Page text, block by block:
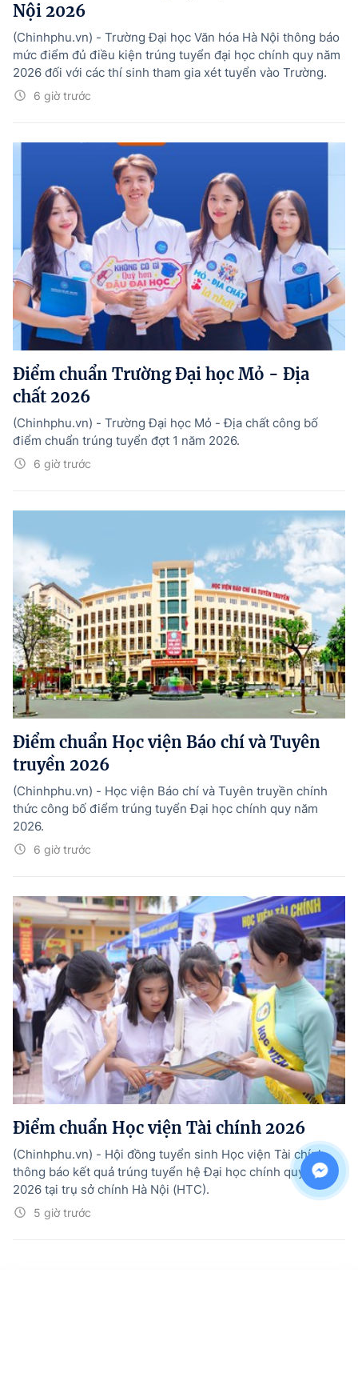
Nội 2026
6 giờ trước
(Chinhphu.vn) - Trường Đại học Văn hóa Hà Nội thông báo
mức điểm đủ điều kiện trúng tuyển đại học chính quy năm
2026 đối với các thí sinh tham gia xét tuyển vào Trường.
Điểm chuẩn Trường Đại học Mỏ - Địa
chất 2026
6 giờ trước
(Chinhphu.vn) - Trường Đại học Mỏ - Địa chất công bố
điểm chuẩn trúng tuyển đợt 1 năm 2026.
Điểm chuẩn Học viện Báo chí và Tuyên
truyền 2026
6 giờ trước
(Chinhphu.vn) - Học viện Báo chí và Tuyên truyền chính
thức công bố điểm trúng tuyển Đại học chính quy năm
2026.
Điểm chuẩn Học viện Tài chính 2026
5 giờ trước
(Chinhphu.vn) - Hội đồng tuyển sinh Học viện Tài chính
thông báo kết quả trúng tuyển hệ Đại học chính quy năm
2026 tại trụ sở chính Hà Nội (HTC).